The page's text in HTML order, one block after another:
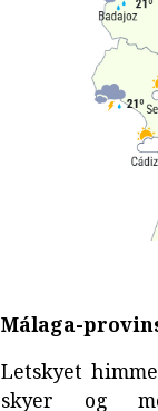
Málaga-
Letskyet
skyer og